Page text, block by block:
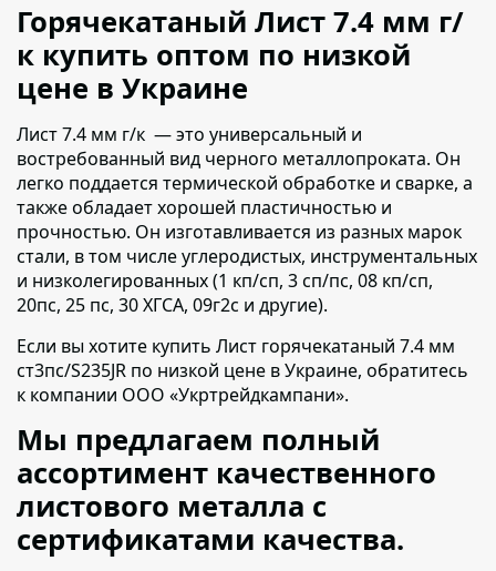
Горячекатаный Лист 7.4 мм г/
к купить оптом по низкой
цене в Украине
Лист 7.4 мм г/к — это универсальный и
востребованный вид черного металлопроката. Он
легко поддается термической обработке и сварке, а
также обладает хорошей пластичностью и
прочностью. Он изготавливается из разных марок
стали, в том числе углеродистых, инструментальных
и низколегированных (1 кп/сп, 3 сп/пс, 08 кп/сп,
20пс, 25 пс, 30 ХГСА, 09г2с и другие).
Если вы хотите купить Лист горячекатаный 7.4 мм
ст3пс/S235JR по низкой цене в Украине, обратитесь
к компании ООО «Укртрейдкампани».
Мы предлагаем полный
ассортимент качественного
листового металла с
сертификатами качества.